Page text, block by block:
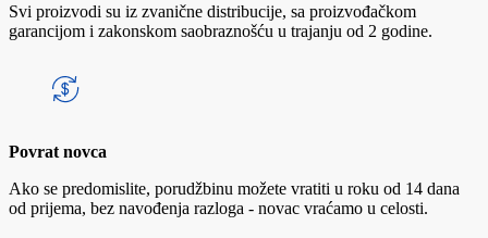
Svi proizvodi su iz zvanične distribucije, sa proizvođačkom
garancijom i zakonskom saobraznošću u trajanju od 2 godine.
Povrat novca
Ako se predomislite, porudžbinu možete vratiti u roku od 14 dana
od prijema, bez navođenja razloga - novac vraćamo u celosti.